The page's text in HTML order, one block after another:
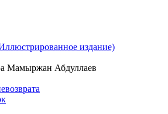
издание)
Мамыржан Абдуллаев